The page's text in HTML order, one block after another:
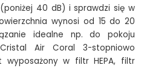
40 dB) i sprawdzi się w
wynosi od 15 do 20
idealne np. do pokoju
Air Coral 3-stopniowo
w filtr HEPA, filtr